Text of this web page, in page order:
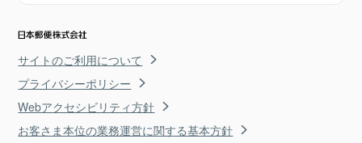
サイトのご利用について
プライバシーポリシー
Webアクセシビリティ方針
お客さま本位の業務運営に関する基本方針